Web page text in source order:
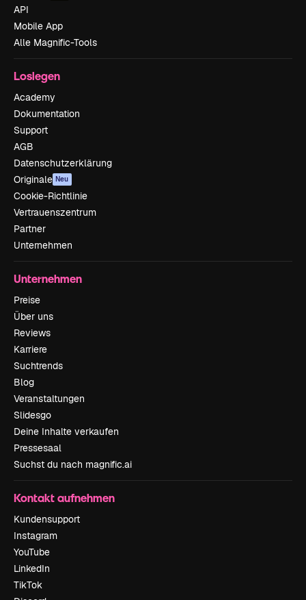
API
Mobile App
Alle Magnific-Tools
Loslegen
Academy
Dokumentation
Support
AGB
Datenschutzerklärung
Originale Neu
Cookie-Richtlinie
Vertrauenszentrum
Partner
Unternehmen
Unternehmen
Preise
Über uns
Reviews
Karriere
Suchtrends
Blog
Veranstaltungen
Slidesgo
Deine Inhalte verkaufen
Pressesaal
Suchst du nach magnific.ai
Kontakt aufnehmen
Kundensupport
Instagram
YouTube
LinkedIn
TikTok